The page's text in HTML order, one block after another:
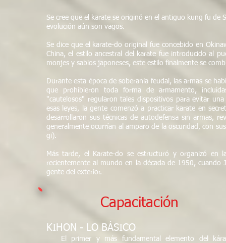
Se cree que el karate se originó en el antiguo kung fu de
evolución aún son vagos.
Se dice que el karate-do original fue concebido en
China, el estilo ancestral del karate fue introducido al
monjes y sabios japoneses, este estilo finalmente se
Durante esta época de soberanía feudal, las armas se
que prohibieron toda forma de armamento,
"cautelosos" regularon tales dispositivos para evitar
esas leyes, la gente comenzó a practicar karate en
desarrollaron sus técnicas de autodefensa sin armas,
generalmente ocurrían al amparo de la oscuridad, con
gi).
Más tarde, el Karate-do se estructuró y organizó
recientemente al mundo en la década de 1950,
gente del exterior.
Capacitación
KIHON - LO BÁSICO
El primer y más fundamental elemento del